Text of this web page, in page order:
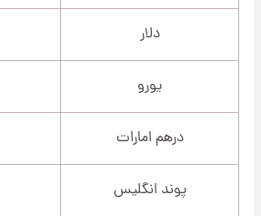
دلار
یورو
درهم امارات
پوند انگلیس